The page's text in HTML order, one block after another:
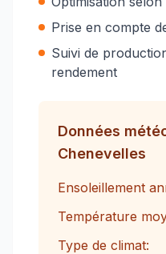
Prise en compte
Suivi de
rendement
Données
Chenevelles
Ensoleillement
Température
Type de climat: